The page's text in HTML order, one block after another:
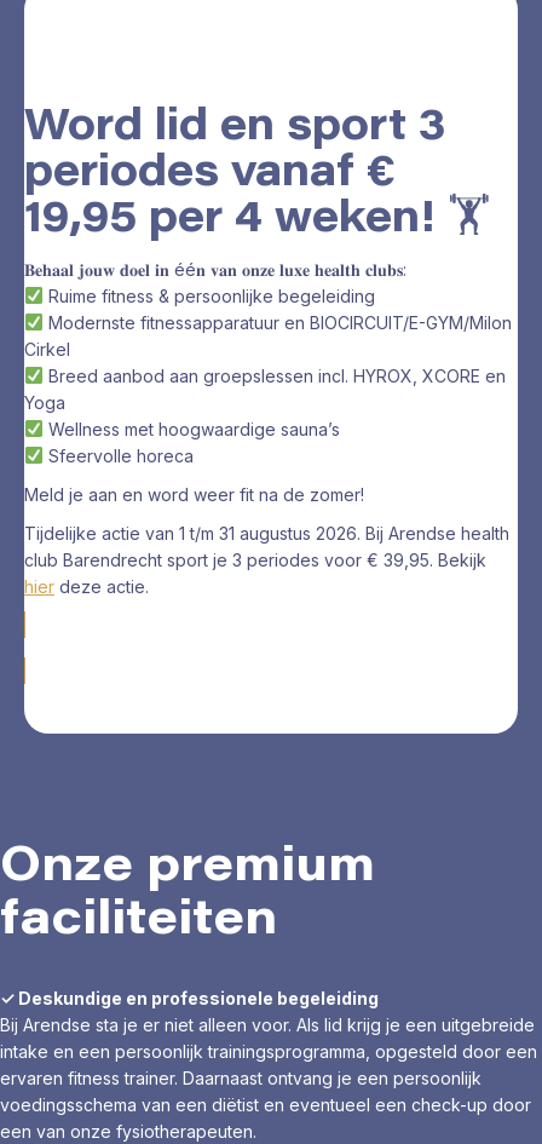
Word lid en sport 3
periodes vanaf €
19,95 per 4 weken! 🏋
𝐁𝐞𝐡𝐚𝐚𝐥 𝐣𝐨𝐮𝐰 𝐝𝐨𝐞𝐥 𝐢𝐧 éé𝐧 𝐯𝐚𝐧 𝐨𝐧𝐳𝐞 𝐥𝐮𝐱𝐞 𝐡𝐞𝐚𝐥𝐭𝐡 𝐜𝐥𝐮𝐛𝐬:
Ruime fitness & persoonlijke begeleiding
Modernste fitnessapparatuur en BIOCIRCUIT/E-GYM/Milon
Cirkel
Breed aanbod aan groepslessen incl. HYROX, XCORE en
Yoga
Wellness met hoogwaardige sauna’s
Sfeervolle horeca
Meld je aan en word weer fit na de zomer!
Tijdelijke actie van 1 t/m 31 augustus 2026. Bij Arendse health
club Barendrecht sport je 3 periodes voor € 39,95. Bekijk
hier deze actie.
Onze premium
faciliteiten
✓ Deskundige en professionele begeleiding
Bij Arendse sta je er niet alleen voor. Als lid krijg je een uitgebreide
intake en een persoonlijk trainingsprogramma, opgesteld door een
ervaren fitness trainer. Daarnaast ontvang je een persoonlijk
voedingsschema van een diëtist en eventueel een check-up door
een van onze fysiotherapeuten.